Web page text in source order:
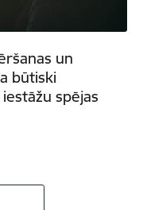
un
būtiski
spējas